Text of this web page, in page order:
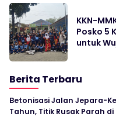
KKN-
Posko 5
untuk
Berita Terbaru
Betonisasi Jalan Jepara-
Tahun, Titik Rusak Parah